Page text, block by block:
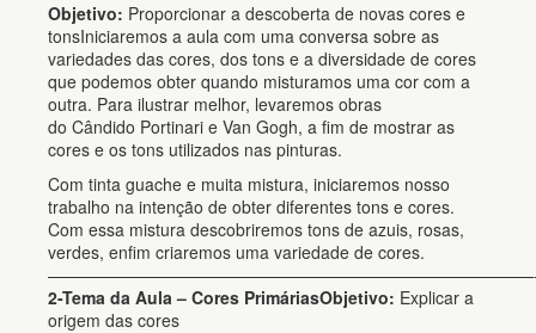
Objetivo: Proporcionar a descoberta de novas cores e
tonsIniciaremos a aula com uma conversa sobre as
variedades das cores, dos tons e a diversidade de cores
que podemos obter quando misturamos uma cor com a
outra. Para ilustrar melhor, levaremos obras
do Cândido Portinari e Van Gogh, a fim de mostrar as
cores e os tons utilizados nas pinturas.
Com tinta guache e muita mistura, iniciaremos nosso
trabalho na intenção de obter diferentes tons e cores.
Com essa mistura descobriremos tons de azuis, rosas,
verdes, enfim criaremos uma variedade de cores.
2-Tema da Aula – Cores PrimáriasObjetivo: Explicar a
origem das cores